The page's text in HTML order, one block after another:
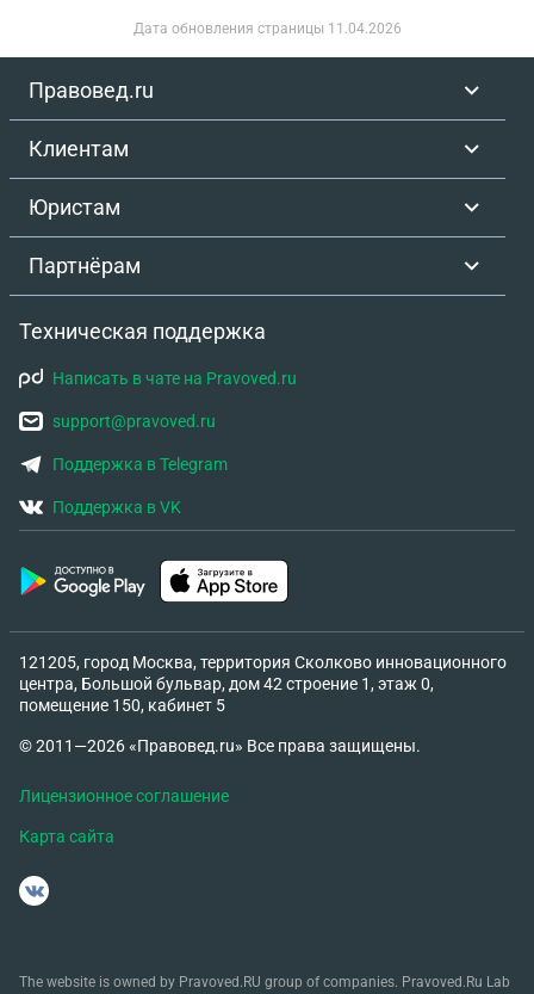
Дата обновления страницы 11.04.2026
Правовед.ru
Клиентам
Юристам
Партнёрам
Техническая поддержка
Написать в чате на Pravoved.ru
support@pravoved.ru
Поддержка в Telegram
Поддержка в VK
121205, город Москва, территория Сколково инновационного
центра, Большой бульвар, дом 42 строение 1, этаж 0,
помещение 150, кабинет 5
© 2011—2026 «Правовед.ru» Все права защищены.
Лицензионное соглашение
Карта сайта
The website is owned by Pravoved.RU group of companies. Pravoved.Ru Lab